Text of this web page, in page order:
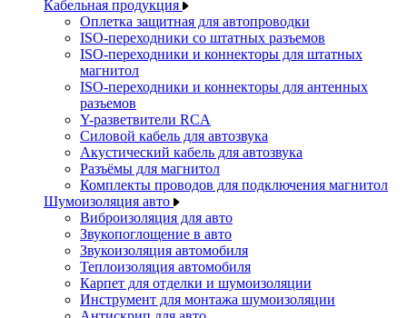
Кабельная продукция
Оплетка защитная для автопроводки
ISO-переходники со штатных разъемов
ISO-переходники и коннекторы для штатных
магнитол
ISO-переходники и коннекторы для антенных
разъемов
Y-разветвители RCA
Силовой кабель для автозвука
Акустический кабель для автозвука
Разъёмы для магнитол
Комплекты проводов для подключения магнитол
Шумоизоляция авто
Виброизоляция для авто
Звукопоглощение в авто
Звукоизоляция автомобиля
Теплоизоляция автомобиля
Карпет для отделки и шумоизоляции
Инструмент для монтажа шумоизоляции